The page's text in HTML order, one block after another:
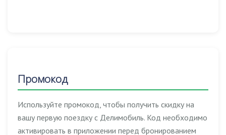
Промокод
Используйте промокод, чтобы получить скидку на
вашу первую поездку с Делимобиль. Код необходимо
активировать в приложении перед бронированием